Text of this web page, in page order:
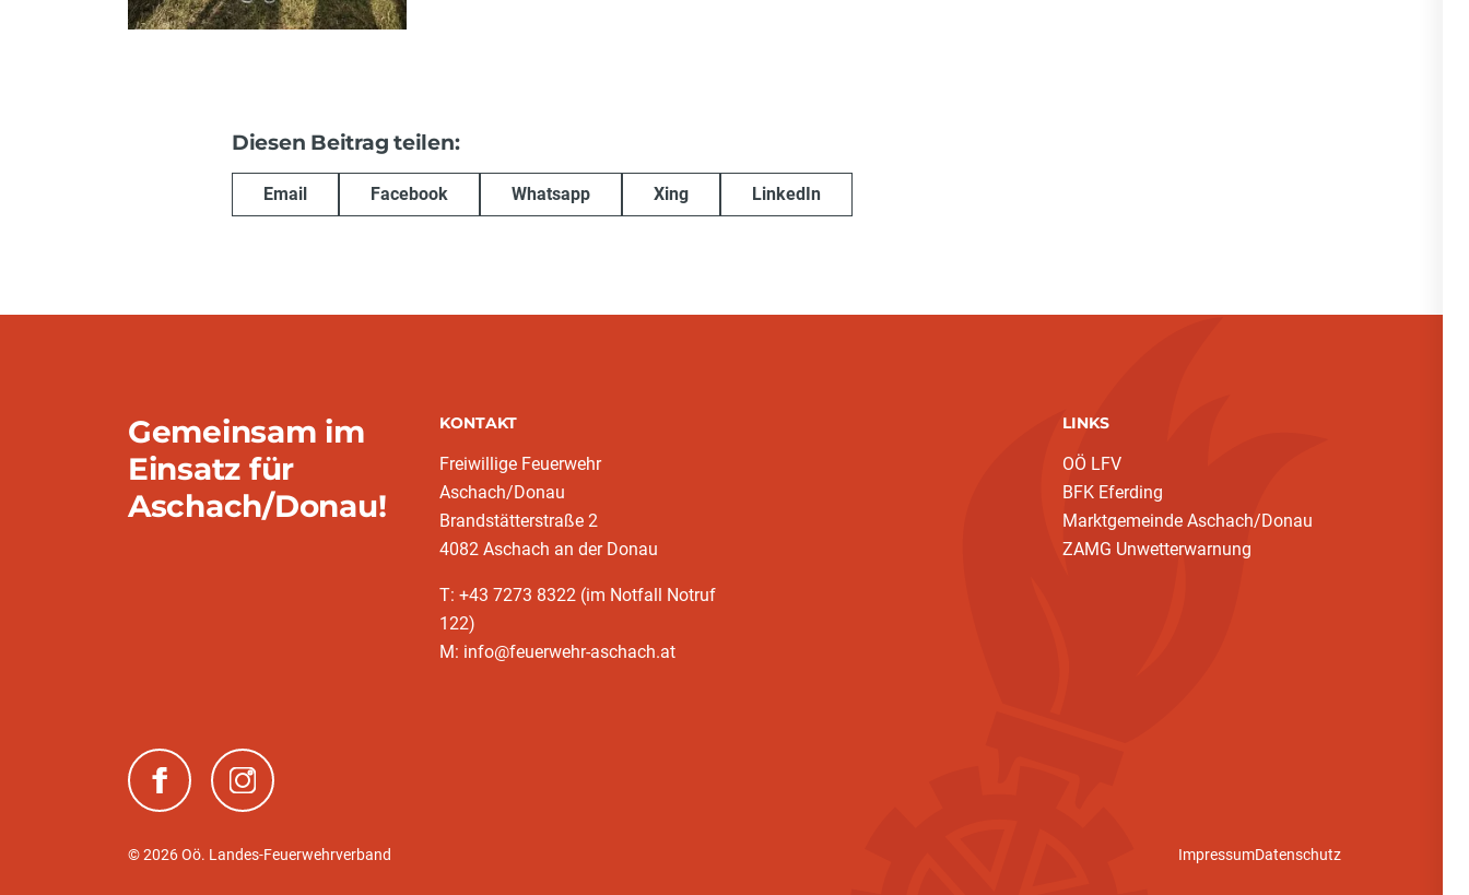
Diesen Beitrag teilen:
Email Facebook Whatsapp Xing LinkedIn
Gemeinsam im
Einsatz für
Aschach/Donau!
KONTAKT
Freiwillige Feuerwehr
Aschach/Donau
Brandstätterstraße 2
4082 Aschach an der Donau
T: +43 7273 8322 (im Notfall Notruf
122)
M: info@feuerwehr-aschach.at
LINKS
OÖ LFV
BFK Eferding
Marktgemeinde Aschach/Donau
ZAMG Unwetterwarnung
(neues Fenster)(neues Fenster)
© 2026 Oö. Landes-Feuerwehrverband ImpressumDatenschutz